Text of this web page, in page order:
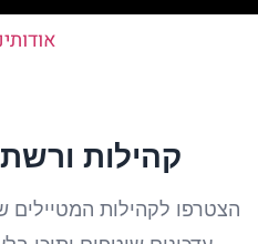
קהילות
הצטרפו לקהילות המטיילים